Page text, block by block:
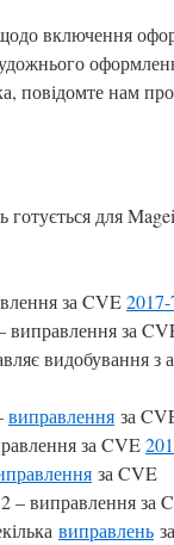
включення
повідомте нам
готується для
за CVE
виправлення за
видобування з
виправлення за
за CVE
за CVE
– виправлення за
виправлень